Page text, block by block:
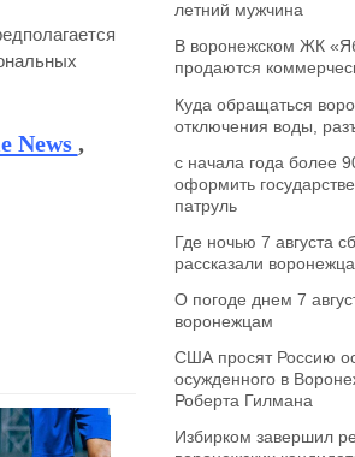
News ,
летний мужчина
В воронежском ЖК
продаются
Куда обращаться
отключения воды,
с начала года более
оформить
патруль
Где ночью 7 августа
рассказали
О погоде днем 7
воронежцам
США просят Россию
осужденного в
Роберта Гилмана
Избирком завершил